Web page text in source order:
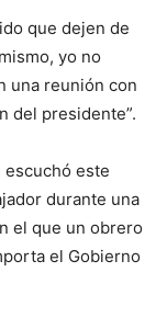
que dejen de
yo no
una reunión con
del presidente”.
escuchó este
durante una
el que un obrero
el Gobierno